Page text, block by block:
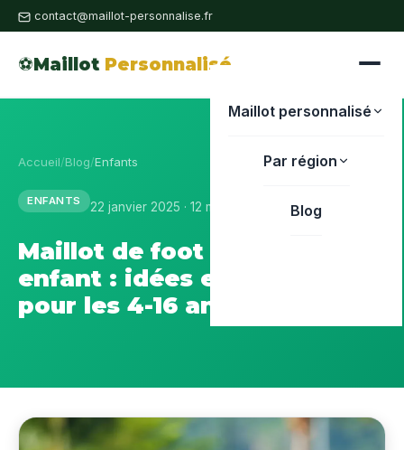
contact@maillot-personnalise.fr
⚽Maillot Personnalisé
Maillot personnalisé
Par région
Blog
Accueil/Blog/Enfants
ENFANTS 22 janvier 2025 · 12 min de lecture
Maillot de foot personnalisé
enfant : idées et conseils
pour les 4-16 ans